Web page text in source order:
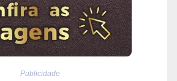
Publicidade